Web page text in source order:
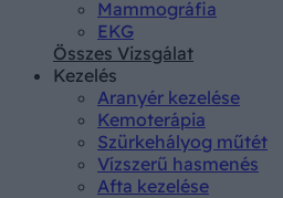
Mammográfia
EKG
Összes Vizsgálat
Kezelés
Aranyér kezelése
Kemoterápia
Szürkehályog műtét
Vízszerű hasmenés
Afta kezelése